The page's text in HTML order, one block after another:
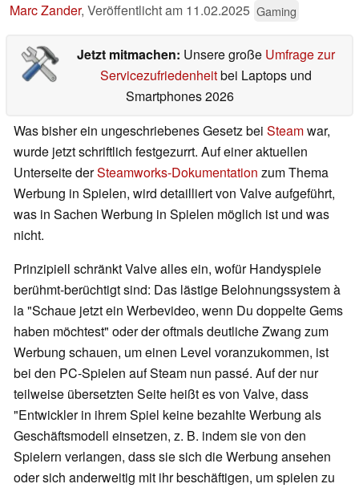
Marc Zander, Veröffentlicht am 11.02.2025 Gaming
Jetzt mitmachen: Unsere große Umfrage zur
Servicezufriedenheitbei Laptops und
Smartphones 2026
Was bisher ein ungeschriebenes Gesetz bei Steamwar,
wurde jetzt schriftlich festgezurrt. Auf einer aktuellen
Unterseite derSteamworks-Dokumentation zum Thema
Werbung in Spielen, wird detailliert von Valve aufgeführt,
was in Sachen Werbung in Spielen möglich ist und was
nicht.
Prinzipiell schränkt Valve alles ein, wofür Handyspiele
berühmt-berüchtigt sind: Das lästige Belohnungssystem à
la "Schaue jetzt ein Werbevideo, wenn Du doppelte Gems
haben möchtest" oder der oftmals deutliche Zwang zum
Werbung schauen, um einen Level voranzukommen, ist
bei den PC-Spielen auf Steam nun passé. Auf der nur
teilweise übersetzten Seite heißt es von Valve, dass
"Entwickler in ihrem Spiel keine bezahlte Werbung als
Geschäftsmodell einsetzen, z. B. indem sie von den
Spielern verlangen, dass sie sich die Werbung ansehen
oder sich anderweitig mit ihr beschäftigen, um spielen zu